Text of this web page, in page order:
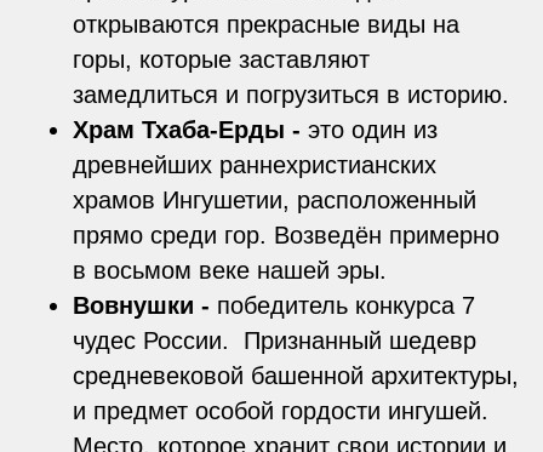
открываются прекрасные виды на
горы, которые заставляют
замедлиться и погрузиться в историю.
Храм Тхаба-Ерды - это один из
древнейших раннехристианских
храмов Ингушетии, расположенный
прямо среди гор. Возведён примерно
в восьмом веке нашей эры.
Вовнушки - победитель конкурса 7
чудес России. Признанный шедевр
средневековой башенной архитектуры,
и предмет особой гордости ингушей.
Место, которое хранит свои истории и